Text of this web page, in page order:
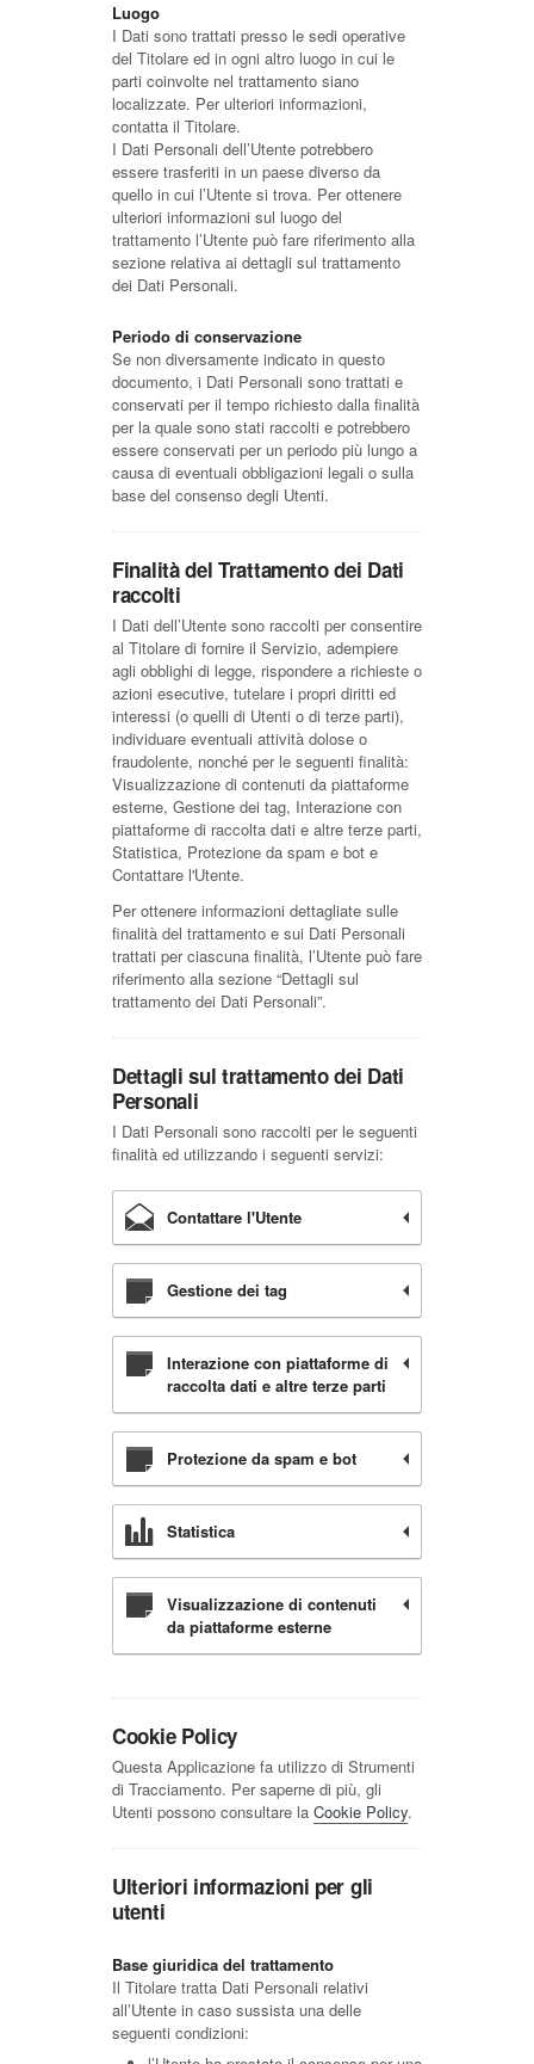
Luogo
I Dati sono trattati presso le sedi operative
del Titolare ed in ogni altro luogo in cui le
parti coinvolte nel trattamento siano
localizzate. Per ulteriori informazioni,
contatta il Titolare.
I Dati Personali dell’Utente potrebbero
essere trasferiti in un paese diverso da
quello in cui l’Utente si trova. Per ottenere
ulteriori informazioni sul luogo del
trattamento l’Utente può fare riferimento alla
sezione relativa ai dettagli sul trattamento
dei Dati Personali.
Periodo di conservazione
Se non diversamente indicato in questo
documento, i Dati Personali sono trattati e
conservati per il tempo richiesto dalla finalità
per la quale sono stati raccolti e potrebbero
essere conservati per un periodo più lungo a
causa di eventuali obbligazioni legali o sulla
base del consenso degli Utenti.
Finalità del Trattamento dei Dati
raccolti
I Dati dell’Utente sono raccolti per consentire
al Titolare di fornire il Servizio, adempiere
agli obblighi di legge, rispondere a richieste o
azioni esecutive, tutelare i propri diritti ed
interessi (o quelli di Utenti o di terze parti),
individuare eventuali attività dolose o
fraudolente, nonché per le seguenti finalità:
Visualizzazione di contenuti da piattaforme
esterne, Gestione dei tag, Interazione con
piattaforme di raccolta dati e altre terze parti,
Statistica, Protezione da spam e bot e
Contattare l'Utente.
Per ottenere informazioni dettagliate sulle
finalità del trattamento e sui Dati Personali
trattati per ciascuna finalità, l’Utente può fare
riferimento alla sezione “Dettagli sul
trattamento dei Dati Personali”.
Dettagli sul trattamento dei Dati
Personali
I Dati Personali sono raccolti per le seguenti
finalità ed utilizzando i seguenti servizi:
Contattare l'Utente
Gestione dei tag
Interazione con piattaforme di
raccolta dati e altre terze parti
Protezione da spam e bot
Statistica
Visualizzazione di contenuti
da piattaforme esterne
Cookie Policy
Questa Applicazione fa utilizzo di Strumenti
di Tracciamento. Per saperne di più, gli
Utenti possono consultare la Cookie Policy.
Ulteriori informazioni per gli
utenti
Base giuridica del trattamento
Il Titolare tratta Dati Personali relativi
all’Utente in caso sussista una delle
seguenti condizioni: